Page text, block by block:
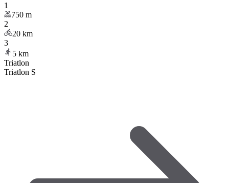
1
750 m
2
20 km
3
5 km
Triatlon
Triatlon S